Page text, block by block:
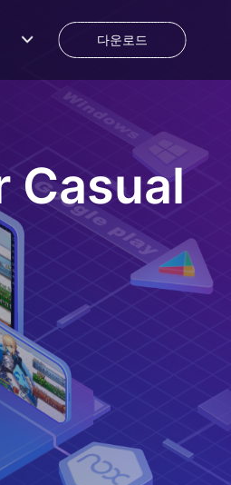
다운로드
Casual